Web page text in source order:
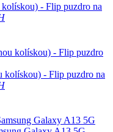
- Flip puzdro na
kolískou) - Flip puzdro na